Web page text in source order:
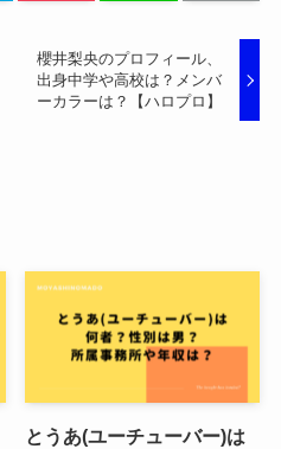
櫻井梨央のプロフィール、
出身中学や高校は？メンバ
ーカラーは？【ハロプロ】
とうあ(ユーチューバー)は